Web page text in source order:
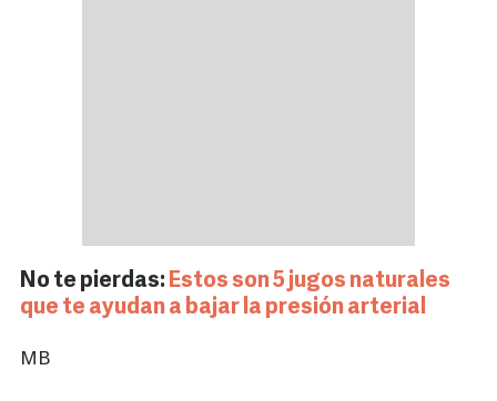
No te pierdas: Estos son 5 jugos naturales
que te ayudan a bajar la presión arterial
MB